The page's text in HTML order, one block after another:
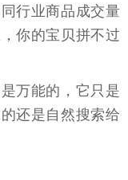
行业商品成交量
你的宝贝拼不过
万能的，它只是
还是自然搜索给